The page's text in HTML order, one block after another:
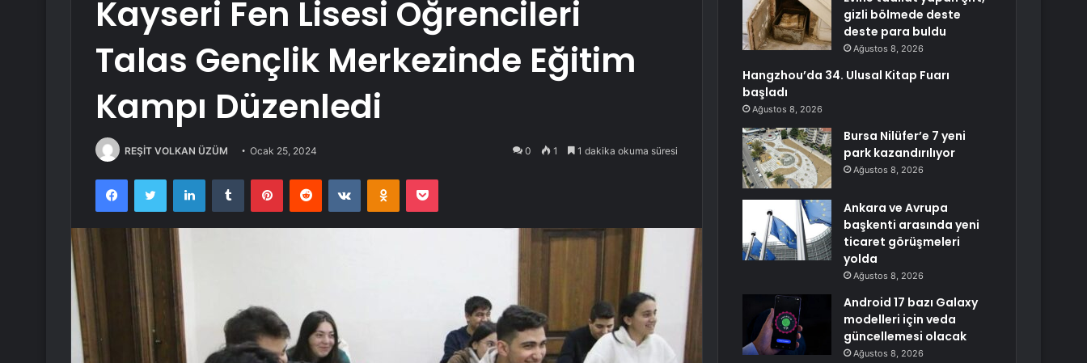
Kayseri Fen Lisesi Öğrencileri
Talas Gençlik Merkezinde Eğitim
Kampı Düzenledi
REŞİT VOLKAN ÜZÜM Ocak 25, 2024 0 1 1 dakika okuma süresi
FacebookTwitter LinkedInTumblr PinterestReddit VKontakteOdnoklassniki
Pocket
gizli bölmede deste
deste para buldu
Ağustos 8, 2026
Hangzhou’da 34. Ulusal Kitap Fuarı
başladı
Ağustos 8, 2026
Bursa Nilüfer’e 7 yeni
park kazandırılıyor
Ağustos 8, 2026
Ankara ve Avrupa
başkenti arasında yeni
ticaret görüşmeleri
yolda
Ağustos 8, 2026
Android 17 bazı Galaxy
modelleri için veda
güncellemesi olacak
Ağustos 8, 2026